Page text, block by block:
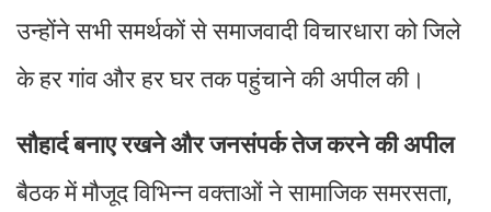
उन्होंने सभी समर्थकों से समाजवादी विचारधारा को जिले
के हर गांव और हर घर तक पहुंचाने की अपील की।
सौहार्द बनाए रखने और जनसंपर्क तेज करने की अपील
बैठक में मौजूद विभिन्न वक्ताओं ने सामाजिक समरसता,